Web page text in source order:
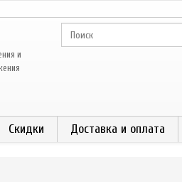
и
Скидки Доставка и оплата